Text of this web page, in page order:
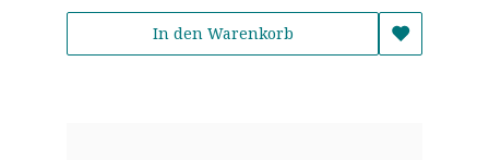
In den Warenkorb